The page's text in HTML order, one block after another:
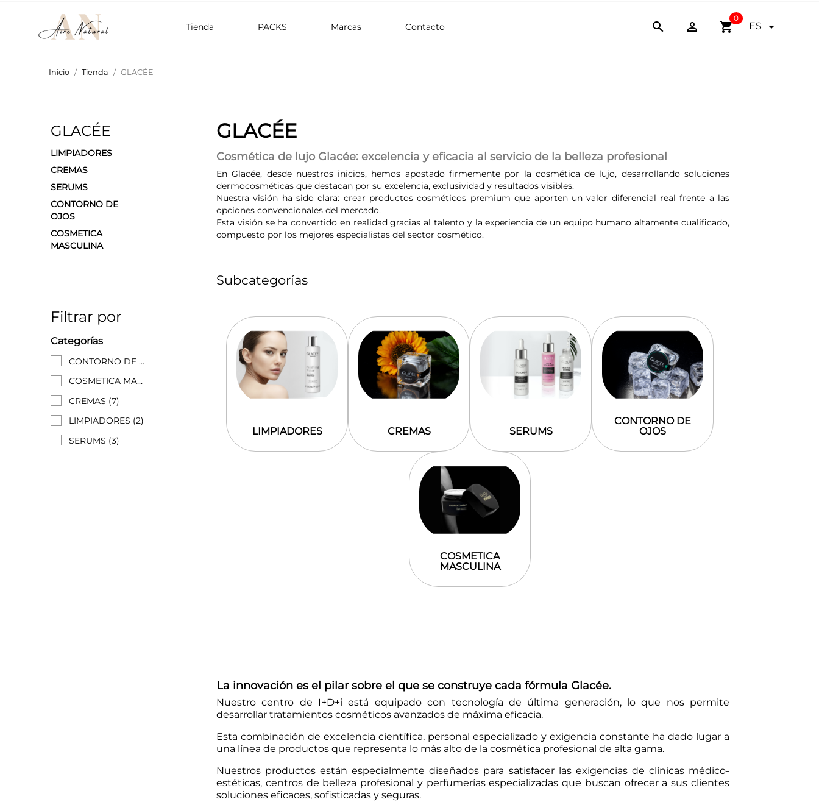
Tienda PACKS Marcas Contacto   shopping_cart
0
ES 
Inicio Tienda GLACÉE
GLACÉE
LIMPIADORES
CREMAS
SERUMS
CONTORNO DE
OJOS
COSMETICA
MASCULINA
Filtrar por
Categorías
CONTORNO DE OJOS
COSMETICA MASCULINA
CREMAS (7)
LIMPIADORES (2)
SERUMS (3)
GLACÉE
Cosmética de lujo Glacée: excelencia y eficacia al servicio de la belleza profesional
En Glacée, desde nuestros inicios, hemos apostado firmemente por la cosmética de lujo, desarrollando soluciones
dermocosméticas que destacan por su excelencia, exclusividad y resultados visibles.
Nuestra visión ha sido clara: crear productos cosméticos premium que aporten un valor diferencial real frente a las
opciones convencionales del mercado.
Esta visión se ha convertido en realidad gracias al talento y la experiencia de un equipo humano altamente cualificado,
compuesto por los mejores especialistas del sector cosmético.
Subcategorías
LIMPIADORES CREMAS SERUMS
CONTORNO DE
OJOS
COSMETICA
MASCULINA
La innovación es el pilar sobre el que se construye cada fórmula Glacée.
Nuestro centro de I+D+i está equipado con tecnología de última generación, lo que nos permite
desarrollar tratamientos cosméticos avanzados de máxima eficacia.
Esta combinación de excelencia científica, personal especializado y exigencia constante ha dado lugar a
una línea de productos que representa lo más alto de la cosmética profesional de alta gama.
Nuestros productos están especialmente diseñados para satisfacer las exigencias de clínicas médico-
estéticas, centros de belleza profesional y perfumerías especializadas que buscan ofrecer a sus clientes
soluciones eficaces, sofisticadas y seguras.